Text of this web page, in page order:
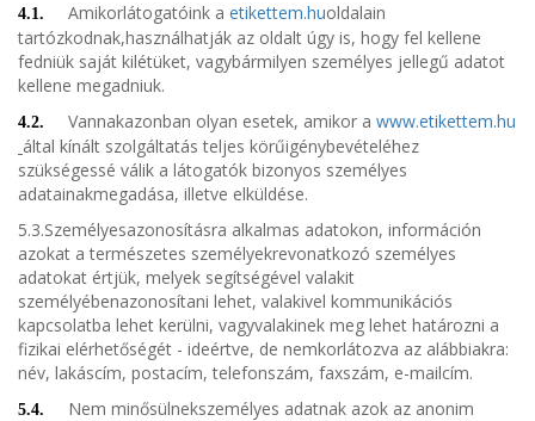
4.1. Amikorlátogatóink a etikettem.huoldalain
tartózkodnak,használhatják az oldalt úgy is, hogy fel kellene
fedniük saját kilétüket, vagybármilyen személyes jellegű adatot
kellene megadniuk.
4.2. Vannakazonban olyan esetek, amikor a www.etikettem.hu
által kínált szolgáltatás teljes körűigénybevételéhez
szükségessé válik a látogatók bizonyos személyes
adatainakmegadása, illetve elküldése.
5.3.Személyesazonosításra alkalmas adatokon, információn
azokat a természetes személyekrevonatkozó személyes
adatokat értjük, melyek segítségével valakit
személyébenazonosítani lehet, valakivel kommunikációs
kapcsolatba lehet kerülni, vagyvalakinek meg lehet határozni a
fizikai elérhetőségét - ideértve, de nemkorlátozva az alábbiakra:
név, lakáscím, postacím, telefonszám, faxszám, e-mailcím.
5.4.
Nem minősülnekszemélyes adatnak azok az anonim